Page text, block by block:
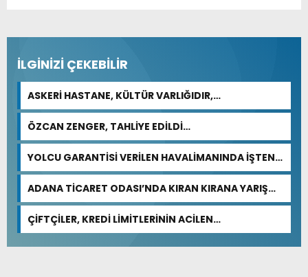
İLGİNİZİ ÇEKEBİLİR
ASKERİ HASTANE, KÜLTÜR VARLIĞIDIR,
ÖZELLEŞTİRİLEMEZ!
ÖZCAN ZENGER, TAHLİYE EDİLDİ…
YOLCU GARANTİSİ VERİLEN HAVALİMANINDA İŞTEN
ÇIKARMA VAR
ADANA TİCARET ODASI’NDA KIRAN KIRANA YARIŞ
BEKLENİYOR
ÇİFTÇİLER, KREDİ LİMİTLERİNİN ACİLEN
GÜNCELLENMESİNİ İSTİYOR